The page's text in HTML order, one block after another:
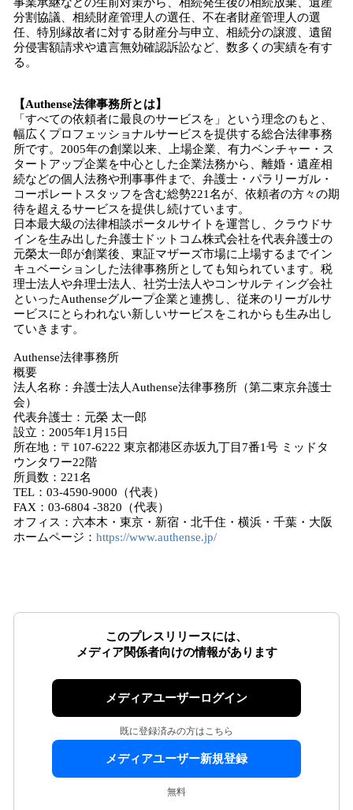
分割協議、相続財産管理人の選任、不在者財産管理人の選
任、特別縁故者に対する財産分与申立、相続分の譲渡、遺留
分侵害額請求や遺言無効確認訴訟など、数多くの実績を有す
る。
【Authense法律事務所とは】
「すべての依頼者に最良のサービスを」という理念のもと、
幅広くプロフェッショナルサービスを提供する総合法律事務
所です。2005年の創業以来、上場企業、有力ベンチャー・ス
タートアップ企業を中心とした企業法務から、離婚・遺産相
続などの個人法務や刑事事件まで、弁護士・パラリーガル・
コーポレートスタッフを含む総勢221名が、依頼者の方々の期
待を超えるサービスを提供し続けています。
日本最大級の法律相談ポータルサイトを運営し、クラウドサ
インを生み出した弁護士ドットコム株式会社を代表弁護士の
元榮太一郎が創業後、東証マザーズ市場に上場するまでイン
キュベーションした法律事務所としても知られています。税
理士法人や弁理士法人、社労士法人やコンサルティング会社
といったAuthenseグループ企業と連携し、従来のリーガルサ
ービスにとらわれない新しいサービスをこれからも生み出し
ていきます。
Authense法律事務所
概要
法人名称：弁護士法人Authense法律事務所（第二東京弁護士
会）
代表弁護士：元榮 太一郎
設立：2005年1月15日
所在地：〒107-6222 東京都港区赤坂九丁目7番1号 ミッドタ
ウンタワー22階
所員数：221名
TEL：03-4590-9000（代表）
FAX：03-6804 -3820（代表）
オフィス：六本木・東京・新宿・北千住・横浜・千葉・大阪
ホームページ： https://www.authense.jp/
このプレスリリースには、
メディア関係者向けの情報があります
メディアユーザーログイン
既に登録済みの方はこちら
メディアユーザー新規登録
無料